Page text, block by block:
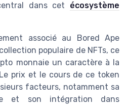
dans cet écosystème
associé au Bored Ape
populaire de NFTs, ce
monnaie un caractère à la
prix et le cours de ce token
facteurs, notamment sa
et son intégration dans